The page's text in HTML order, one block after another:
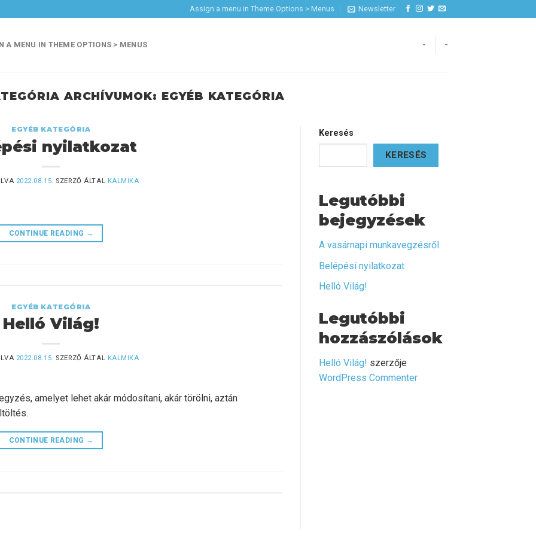
Assign a menu in Theme Options > Menus Newsletter
A MENU IN THEME OPTIONS > MENUS - -
ARCHÍVUMOK: EGYÉB KATEGÓRIA
EGYÉB KATEGÓRIA
nyilatkozat
2022.08.15. SZERZŐ ÁLTAL KALMIKA
CONTINUE READING →
EGYÉB KATEGÓRIA
Helló Világ!
2022.08.15. SZERZŐ ÁLTAL KALMIKA
amelyet lehet akár módosítani, akár törölni, aztán
CONTINUE READING →
Keresés
KERESÉS
Legutóbbi
bejegyzések
A vasárnapi munkavegzésről
Belépési nyilatkozat
Helló Világ!
Legutóbbi
hozzászólások
Helló Világ! szerzője
WordPress Commenter